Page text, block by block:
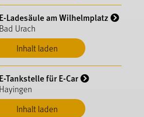
Inhalt laden
E-Ladesäule am Wilhelmplatz
Bad Urach
Inhalt laden
E-Tankstelle für E-Car
Hayingen